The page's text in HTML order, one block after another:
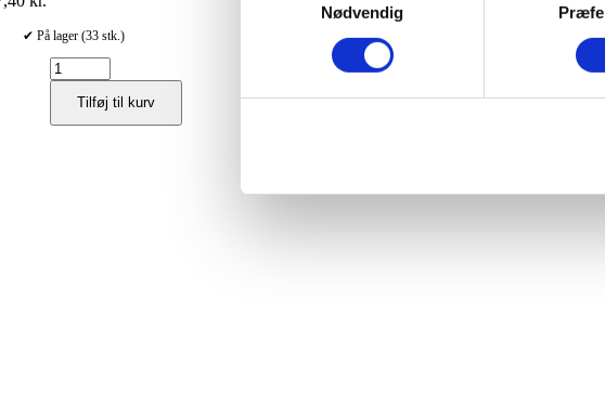
Nødvendig
✔ På lager (33 stk.)
Hettich
-
linær
monteringsplade
Tilføj til kurv